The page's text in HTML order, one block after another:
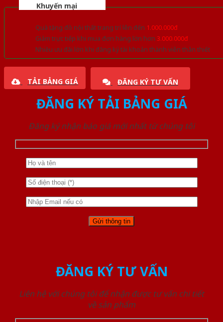
Khuyến mại
Quà tặng đồ nội thất trang trí lên đến 1.000.000đ
Giảm trực tiếp khi mua đơn hàng lớn hơn 3.000.000đ
Nhiều ưu đãi lớn khi đăng ký tài khoản thành viên thân thiết
TẢI BẢNG GIÁ ĐĂNG KÝ TƯ VẤN
ĐĂNG KÝ TẢI BẢNG GIÁ
Đăng ký nhận báo giá mới nhất từ chúng tôi
ĐĂNG KÝ TƯ VẤN
Liên hệ với chúng tôi để nhận được tư vấn chi tiết
về sản phẩm